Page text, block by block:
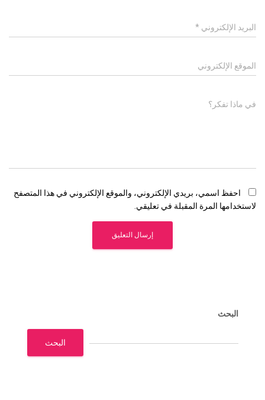
البريد الإلكتروني *
الموقع الإلكتروني
في ماذا تفكر؟
احفظ اسمي، بريدي الإلكتروني، والموقع الإلكتروني في هذا المتصفح
لاستخدامها المرة المقبلة في تعليقي.
البحث
البحث